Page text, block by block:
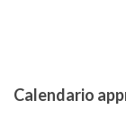
Calendario